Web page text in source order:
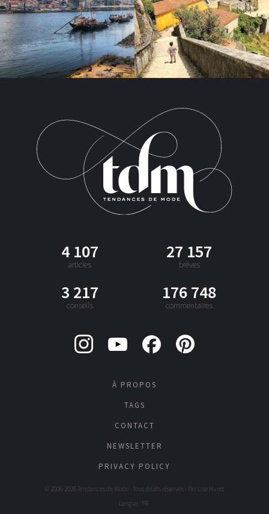
4 107
articles
27 157
brèves
3 217
conseils
176 748
commentaires
À PROPOS
TAGS
CONTACT
NEWSLETTER
PRIVACY POLICY
© 2006-2026 Tendances de Mode - Tous droits réservés - Par Lise Huret
Langue : FR